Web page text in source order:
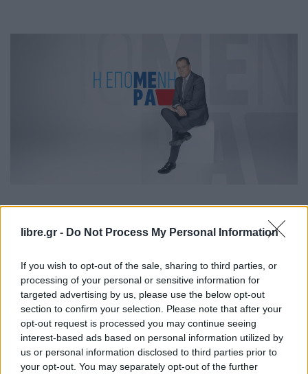
libre.gr - Do Not Process My Personal Information
If you wish to opt-out of the sale, sharing to third parties, or
processing of your personal or sensitive information for
targeted advertising by us, please use the below opt-out
section to confirm your selection. Please note that after your
opt-out request is processed you may continue seeing
interest-based ads based on personal information utilized by
us or personal information disclosed to third parties prior to
your opt-out. You may separately opt-out of the further
ΟΣεραφείμ Κοτρώτσοςαποχαιρέτησε χθες βράδυ
δημοσιογράφους και τους τεχνικούς του
τηλεοπτικού σταθμού. Δεν είναι ακόμα γνωστό
εάν και σε ποιον τηλεοπτικό σταθμό θα επιστρέψει
η “Επόμενη Μέρα”. Πρόκειται για μία πολιτική
εκπομπή που ο συγκεκριμένος δημοσιογράφος